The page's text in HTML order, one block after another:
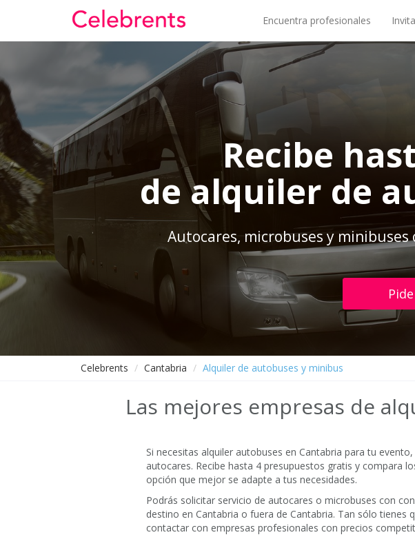
Encuentra profesionales
Recibe
de alquiler de
Autocares, microbuses y
Celebrents Cantabria Alquiler de autobuses y minibus
Las mejores empresas de
Si necesitas alquiler autobuses en Cantabria para tu
autocares. Recibe hasta 4 presupuestos gratis y compara
opción que mejor se adapte a tus necesidades.
Podrás solicitar servicio de autocares o microbuses con
destino en Cantabria o fuera de Cantabria. Tan sólo
contactar con empresas profesionales con precios